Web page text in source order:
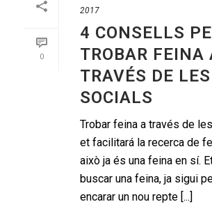
0
2017
4 CONSELLS
TROBAR FEINA
TRAVÉS DE
SOCIALS
Trobar feina a través de
et facilitará la recerca de
això ja és una feina en sí.
buscar una feina, ja sigui
encarar un nou repte [...]